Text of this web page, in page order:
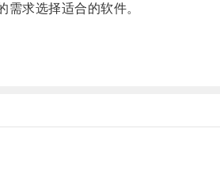
求选择适合的软件。